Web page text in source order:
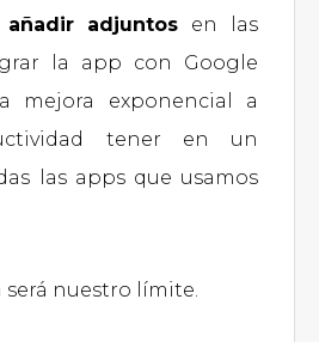
añadir adjuntos en las
la app con Google
mejora exponencial a
tener en un
las apps que usamos
nuestro límite.